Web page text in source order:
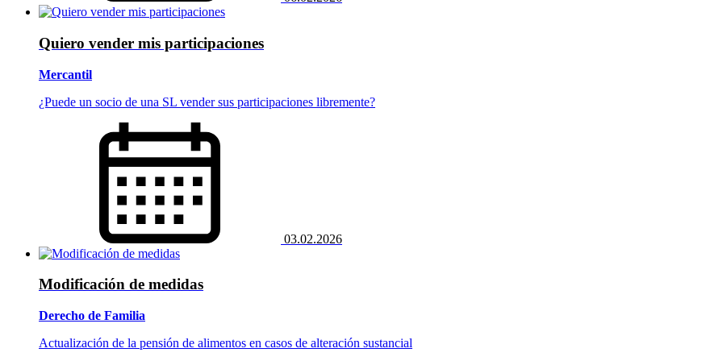
Quiero vender mis participaciones
Mercantil
¿Puede un socio de una SL vender sus participaciones libremente?
03.02.2026
Modificación de medidas
Derecho de Familia
Actualización de la pensión de alimentos en casos de alteración sustancial